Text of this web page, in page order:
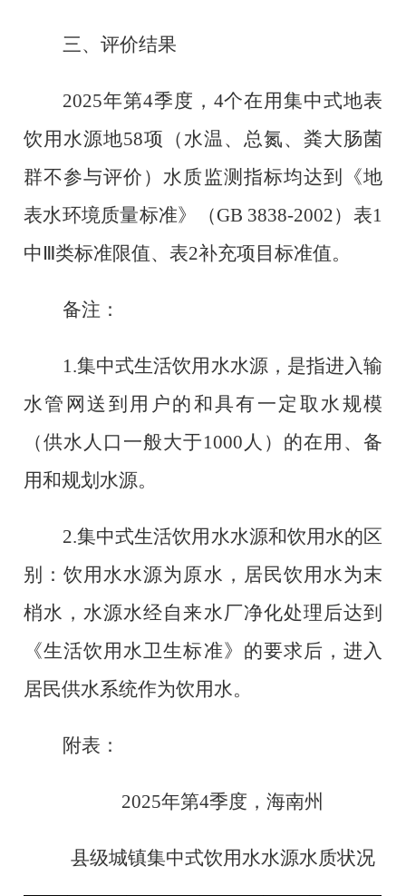
三、评价结果
2025年第4季度， 4个在用集中式地表
饮用水源地58项（水温、总氮、粪大肠菌
群不参与评价）水质监测指标均达到《地
表水环境质量标准》（GB 3838-2002）表1
中Ⅲ类标准限值、表2补充项目标准值。
备注：
1.集中式生活饮用水水源，是指进入输
水管网送到用户的和具有一定取水规模
（供水人口一般大于1000人）的在用、备
用和规划水源。
2.集中式生活饮用水水源和饮用水的区
别：饮用水水源为原水，居民饮用水为末
梢水，水源水经自来水厂净化处理后达到
《生活饮用水卫生标准》的要求后，进入
居民供水系统作为饮用水。
附表：
2025年第4季度，海南州
县级城镇集中式饮用水水源水质状况